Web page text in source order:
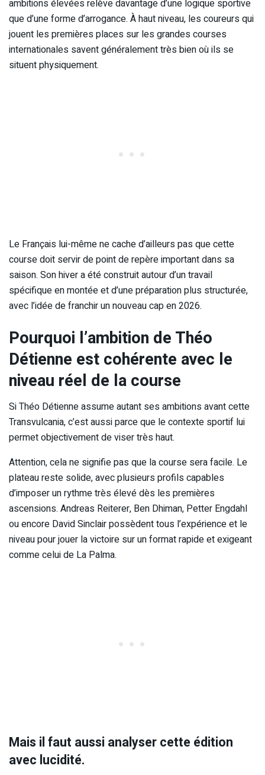
ambitions élevées relève davantage d’une logique sportive
que d’une forme d’arrogance. À haut niveau, les coureurs qui
jouent les premières places sur les grandes courses
internationales savent généralement très bien où ils se
situent physiquement.
Le Français lui-même ne cache d’ailleurs pas que cette
course doit servir de point de repère important dans sa
saison. Son hiver a été construit autour d’un travail
spécifique en montée et d’une préparation plus structurée,
avec l’idée de franchir un nouveau cap en 2026.
Pourquoi l’ambition de Théo
Détienne est cohérente avec le
niveau réel de la course
Si Théo Détienne assume autant ses ambitions avant cette
Transvulcania, c’est aussi parce que le contexte sportif lui
permet objectivement de viser très haut.
Attention, cela ne signifie pas que la course sera facile. Le
plateau reste solide, avec plusieurs profils capables
d’imposer un rythme très élevé dès les premières
ascensions. Andreas Reiterer, Ben Dhiman, Petter Engdahl
ou encore David Sinclair possèdent tous l’expérience et le
niveau pour jouer la victoire sur un format rapide et exigeant
comme celui de La Palma.
Mais il faut aussi analyser cette édition
avec lucidité.